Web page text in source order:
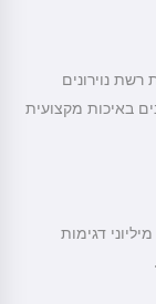
נוירונים
באיכות מקצועית
דגימות